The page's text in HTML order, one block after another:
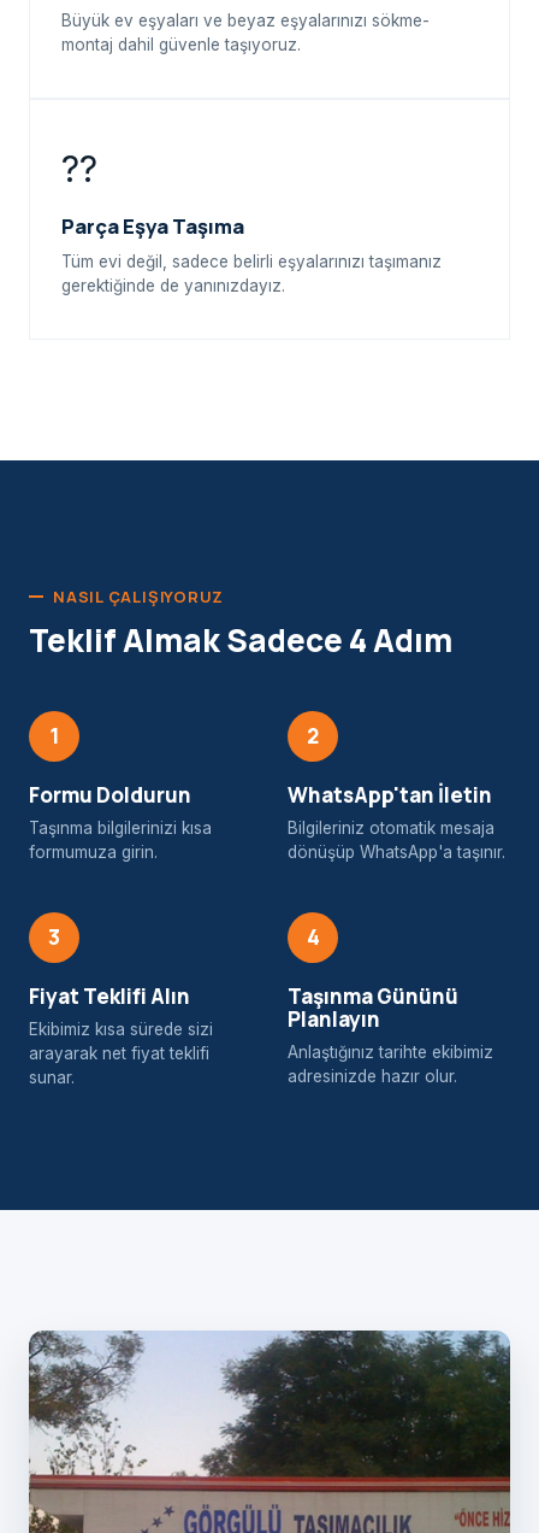
Büyük ev eşyaları ve beyaz eşyalarınızı sökme-
montaj dahil güvenle taşıyoruz.
??
Parça Eşya Taşıma
Tüm evi değil, sadece belirli eşyalarınızı taşımanız
gerektiğinde de yanınızdayız.
NASIL ÇALIŞIYORUZ
Teklif Almak Sadece 4 Adım
1
Formu Doldurun
Taşınma bilgilerinizi kısa
formumuza girin.
2
WhatsApp'tan İletin
Bilgileriniz otomatik mesaja
dönüşüp WhatsApp'a taşınır.
3
Fiyat Teklifi Alın
Ekibimiz kısa sürede sizi
arayarak net fiyat teklifi
sunar.
4
Taşınma Gününü
Planlayın
Anlaştığınız tarihte ekibimiz
adresinizde hazır olur.